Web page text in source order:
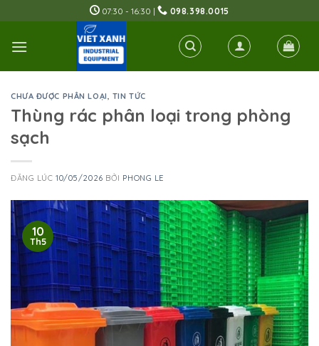
to
content
07:30 - 16:30 | 098.398.0015
CHƯA ĐƯỢC PHÂN LOẠI, TIN TỨC
Thùng rác phân loại trong phòng
sạch
ĐĂNG LÚC10/05/2026 BỞI PHONG LE
10
Th5